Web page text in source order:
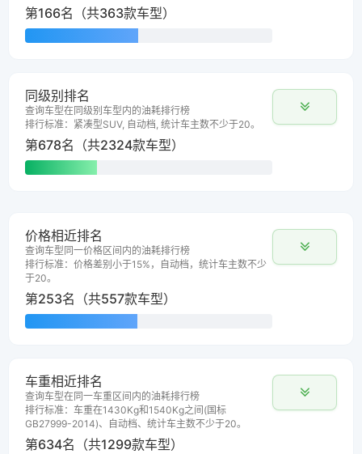
第166名（共363款车型）
同级别排名
查询车型在同级别车型内的油耗排行榜
排行标准：紧凑型SUV, 自动档, 统计车主数不少于20。
第678名（共2324款车型）
价格相近排名
查询车型同一价格区间内的油耗排行榜
排行标准：价格差别小于15%，自动档，统计车主数不少
于20。
第253名（共557款车型）
车重相近排名
查询车型在同一车重区间内的油耗排行榜
排行标准：车重在1430Kg和1540Kg之间(国标
GB27999-2014)、自动档、统计车主数不少于20。
第634名（共1299款车型）